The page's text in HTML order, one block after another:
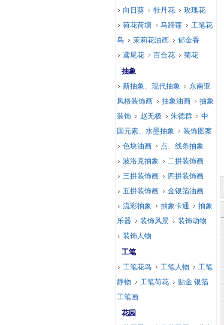
向日葵
牡丹花
玫瑰花
荷花荷塘
马蹄莲
工笔花
鸟
茉莉花油画
郁金香
鸢尾花
百合花
菊花
抽象
新抽象、现代抽象
东南亚
风格装饰画
抽象油画
抽象
装饰
赵无极 朱德群
中
国元素、水墨抽象
装饰图案
色块油画
点、线条抽象
波洛克抽象
二拼装饰画
三拼装饰画
四拼装饰画
五拼装饰画
金银箔油画
流彩抽象
抽象卡通
抽象
乐器
装饰风景
装饰动物
装饰人物
工笔
工笔花鸟
工笔人物
工笔
静物
工笔荷花
贴金 银箔
工笔画
花园